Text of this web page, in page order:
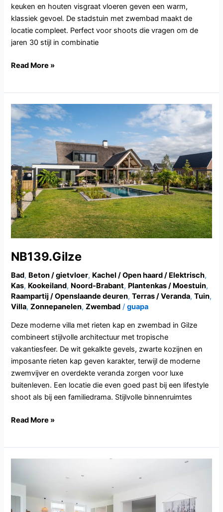
keuken en houten visgraat vloeren geven een warm,
klassiek gevoel. De stadstuin met zwembad maakt de
locatie compleet. Perfect voor shoots die vragen om de
jaren 30 stijl in combinatie
Read More »
NB139.Gilze
Bad, Beton / gietvloer, Kachel / Open haard / Elektrisch,
Kas, Kookeiland, Noord-Brabant, Plantenkas / Moestuin,
Raampartij / Openslaande deuren,Terras / Veranda,Tuin,
Villa,Zonnepanelen,Zwembad /guapa
Deze moderne villa met rieten kap en zwembad in Gilze
combineert stijlvolle architectuur met tropische
vakantiesfeer. De wit gekalkte gevels, zwarte kozijnen en
imposante rieten kap geven karakter, terwijl de moderne
zwemvijver en overdekte veranda zorgen voor luxe
buitenleven. Een locatie die even goed past bij een lifestyle
shoot als bij een familiedrama. Stijlvolle binnenruimtes
NB139.Gilze
Read More »